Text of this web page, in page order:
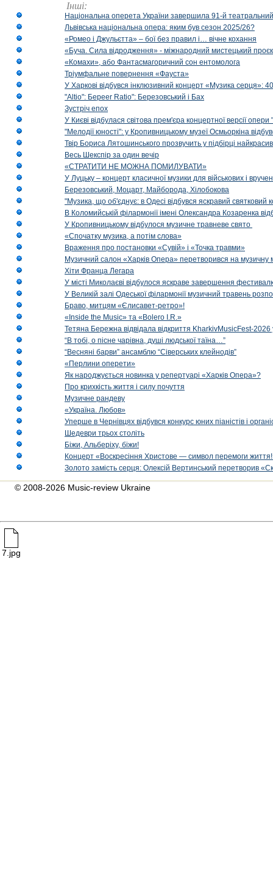
Інші:
Національна оперета України завершила 91-й
Львівська національна опера: яким був сезон 2025/26?
«Ромео і Джульєтта» – бої без правил і… вічне кохання
«Буча. Сила відродження» - міжнародний мистецький
«Комахи», або Фантасмагоричний сон ентомолога
Тріумфальне повернення «Фауста»
У Харкові відбувся інклюзивний концерт «Музика серця»:
"Altio": Береer Ratio": Березовський і Бах
Зустріч епох
У Києві відбулася світова прем'єра концертної версії
"Мелодії юності": у Кропивницькому музеї Осмьоркіна
Твір Бориса Лятошинського прозвучить у підбірці
Весь Шекспір за один вечір
«СТРАТИТИ НЕ МОЖНА ПОМИЛУВАТИ»
У Луцьку – концерт класичної музики для військових і
Березовський, Моцарт, Майборода, Хілобокова
"Музика, що об'єднує: в Одесі відбувся яскравий
В Коломийській філармонії імені Олександра Козаренка
У Кропивницькому відбулося музичне травневе свято
«Спочатку музика, а потім слова»
Враження про постановки «Сувій» і «Точка травми»
Музичний салон «Харків Опера» перетворився на музичну
Хіти Франца Легара
У місті Миколаєві відбулося яскраве завершення
У Великій залі Одеської філармонії музичний травень
Браво, митцям «Єлисавет-ретро»!
«Inside the Music» та «Bolero I.R.»
Тетяна Бережна відвідала відкриття KharkivMusicFest-2026
“В тобі, о пісне чарівна, душі людської таїна…”
“Весняні барви” ансамблю “Сіверських клейнодів”
«Перлини оперети»
Як народжується новинка у репертуарі «Харків Опера»?
Про крихкість життя і силу почуття
Музичне рандеву
«Україна. Любов»
Уперше в Чернівцях відбувся конкурс юних піаністів і
Шедеври трьох століть
Біжи, Альберіху, біжи!
Концерт «Воскресіння Христове — символ перемоги
Золото замість серця: Олексій Вертинський перетворив
© 2008-2026 Music-review Ukraine
7.jpg